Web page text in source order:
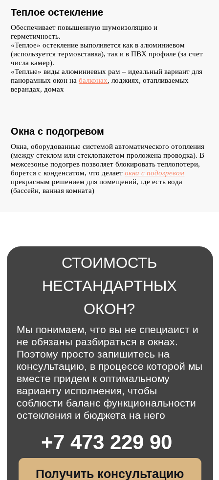
Теплое остекление
Обеспечивает повышенную шумоизоляцию и
герметичность.
«Теплое» остекление выполняется как в алюминиевом
(используется термовставка), так и в ПВХ профиле (за счет
числа камер).
«Теплые» виды алюминиевых рам – идеальный вариант для
панорамных окон набалконах, лоджиях, отапливаемых
верандах, домах
Окна с подогревом
Окна, оборудованные системой автоматического отопления
(между стеклом или стеклопакетом проложена проводка). В
межсезонье подогрев позволяет блокировать теплопотери,
борется с конденсатом, что делаетокна с подогревом
прекрасным решением для помещений, где есть вода
(бассейн, ванная комната)
другие
полезные
фишки
Рамы с
напылением
окрашена множеством
оттенков краски:
богатая палитра
и интерьера для
бесшовной покраски и
солнцезащита и
энергосбережение
(несколько оттенков)
белыми, но и
других цветов и
фактур, например,
"под дерево"
Рамы с
покраской в
Окна с
раскладкой и
Декор крепится на
окно уютнее